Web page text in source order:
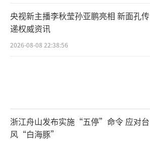
央视新主播李秋莹孙亚鹏亮相 新面孔传
递权威资讯
2026-08-08 22:38:56
浙江舟山发布实施“五停”命令 应对台
风“白海豚”